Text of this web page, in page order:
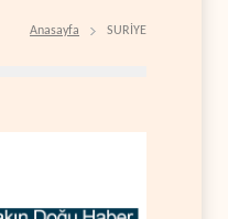
Anasayfa SURİYE